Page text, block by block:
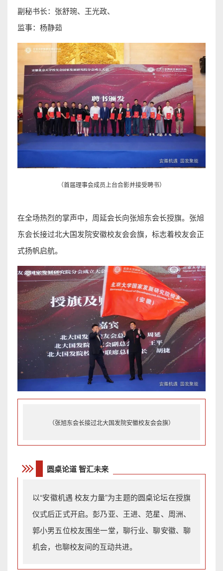
副秘书长：张舒琬、王光政、
监事：杨静茹
（首届理事会成员上台合影并接受聘书）
在全场热烈的掌声中，周延会长向张旭东会长授旗。张旭
东会长接过北大国发院安徽校友会会旗，标志着校友会正
式扬帆启航。
（张旭东会长接过北大国发院安徽校友会会旗）
圆桌论道 智汇未来
以“安徽机遇 校友力量”为主题的圆桌论坛在授旗
仪式后正式开启。彭乃亚、王进、范星、周洲、
郭小男五位校友围坐一堂，聊行业、聊安徽、聊
机会，也聊校友间的互动共进。